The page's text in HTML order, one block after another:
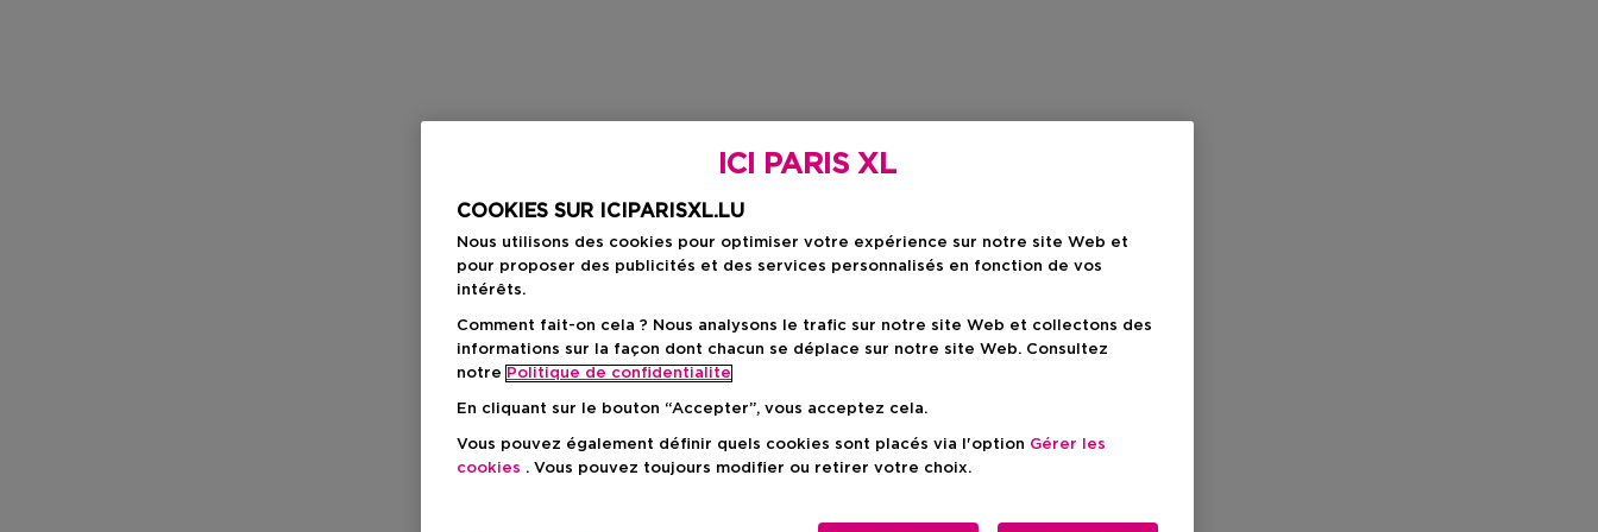
ICI PARIS XL
COOKIES SUR ICIPARISXL.LU
Nous utilisons des cookies pour optimiser votre expérience sur notre site Web et
pour proposer des publicités et des services personnalisés en fonction de vos
intérêts.
Comment fait-on cela ? Nous analysons le trafic sur notre site Web et collectons des
informations sur la façon dont chacun se déplace sur notre site Web. Consultez
notre Politique de confidentialite
En cliquant sur le bouton “Accepter”, vous acceptez cela.
Vous pouvez également définir quels cookies sont placés via l'option Gérer les
cookies . Vous pouvez toujours modifier ou retirer votre choix.